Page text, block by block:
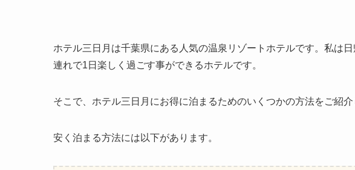
ホテル三日月は千葉県にある人気の温泉リゾートホテルです。私は
連れで1日楽しく過ごす事ができるホテルです。
そこで、ホテル三日月にお得に泊まるためのいくつかの方法をご紹介
安く泊まる方法には以下があります。